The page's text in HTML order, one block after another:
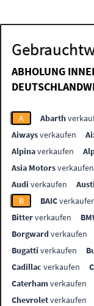
ABHOLUNG
A Abarth
Aiwaysverkaufen
Alpinaverkaufen
Asia Motorsverkaufen
Audi verkaufen
B
BAIC
Bitterverkaufen
Borgwardverkaufen
Bugatti verkaufen
Cadillac verkaufen
Caterhamverkaufen
Chevroletverkaufen